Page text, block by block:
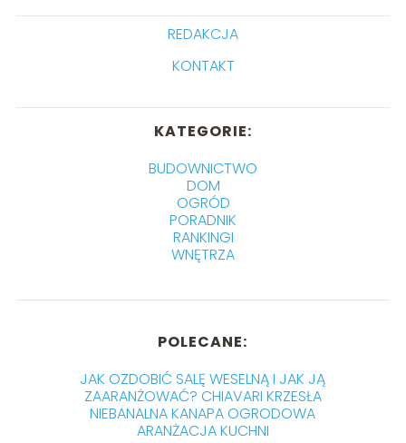
REDAKCJA
KONTAKT
KATEGORIE:
BUDOWNICTWO
DOM
OGRÓD
PORADNIK
RANKINGI
WNĘTRZA
POLECANE:
JAK OZDOBIĆ SALĘ WESELNĄ I JAK JĄ
ZAARANŻOWAĆ? CHIAVARI KRZESŁA
NIEBANALNA KANAPA OGRODOWA
ARANŻACJA KUCHNI